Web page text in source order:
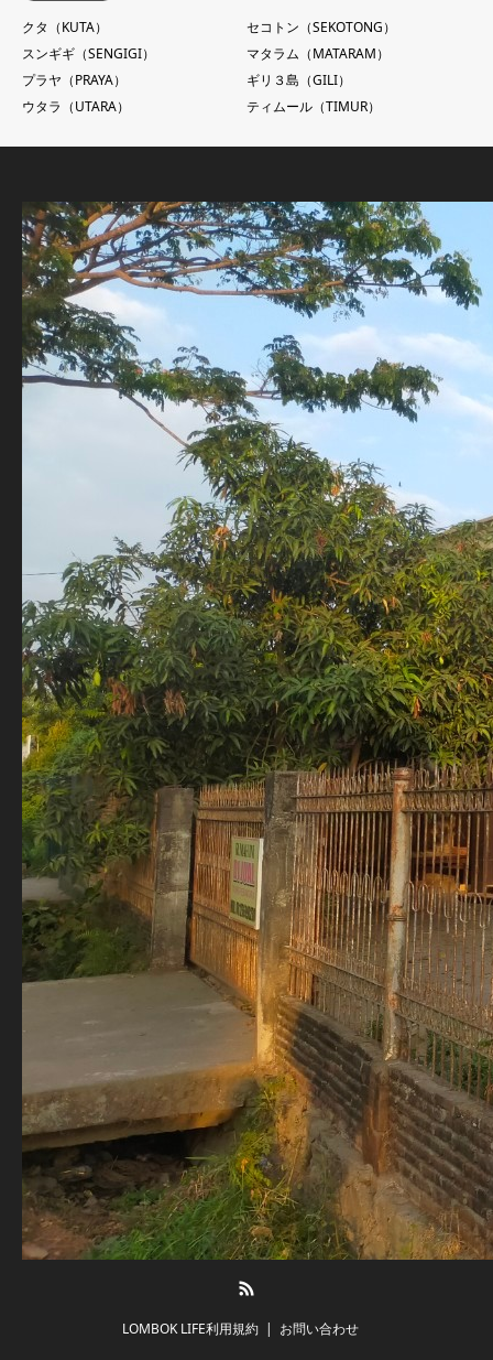
クタ（KUTA）
セコトン（SEKOTONG）
スンギギ（SENGIGI）
マタラム（MATARAM）
プラヤ（PRAYA）
ギリ３島（GILI）
ウタラ（UTARA）
ティムール（TIMUR）
LOMBOK LIFE利用規約 お問い合わせ